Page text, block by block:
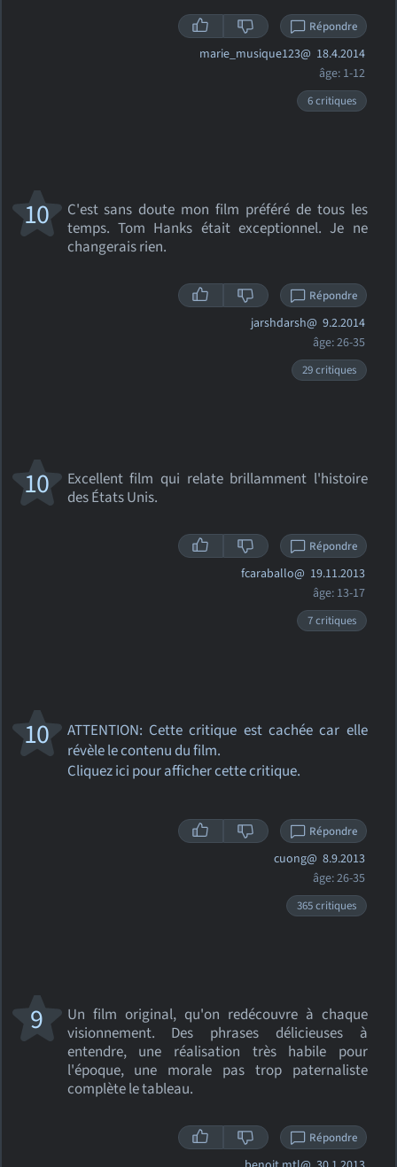
Répondre
marie_musique123@ 18.4.2014
âge: 1-12
6 critiques
C'est sans doute mon film préféré de tous les
temps. Tom Hanks était exceptionnel. Je ne
changerais rien.
10
Répondre
jarshdarsh@ 9.2.2014
âge: 26-35
29 critiques
Excellent film qui relate brillamment l'histoire
des États Unis.
10
Répondre
fcaraballo@ 19.11.2013
âge: 13-17
7 critiques
ATTENTION: Cette critique est cachée car elle
révèle le contenu du film.
Cliquez ici pour afficher cette critique.
10
Répondre
cuong@ 8.9.2013
âge: 26-35
365 critiques
Un film original, qu'on redécouvre à chaque
visionnement. Des phrases délicieuses à
entendre, une réalisation très habile pour
l'époque, une morale pas trop paternaliste
complète le tableau.
9
Répondre